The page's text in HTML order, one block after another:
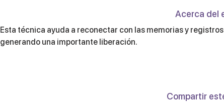
Acerca del
Esta técnica ayuda a reconectar con las memorias y
generando una importante liberación.
Compartir